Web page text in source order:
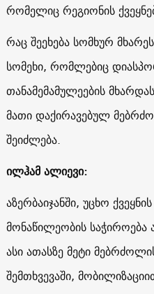
რომელიც რეგიონის
რაც შეეხება სომხურ
სომეხი, რომლებიც
თანამემამულეების
მათი დაქირავებულ
შეიძლება.
ილჰამ ალიევი:
აზერბაიჯანში, უცხო
მონაწილეობის საჭიროება
ასი ათასზე მეტი
შემთხვევაში,